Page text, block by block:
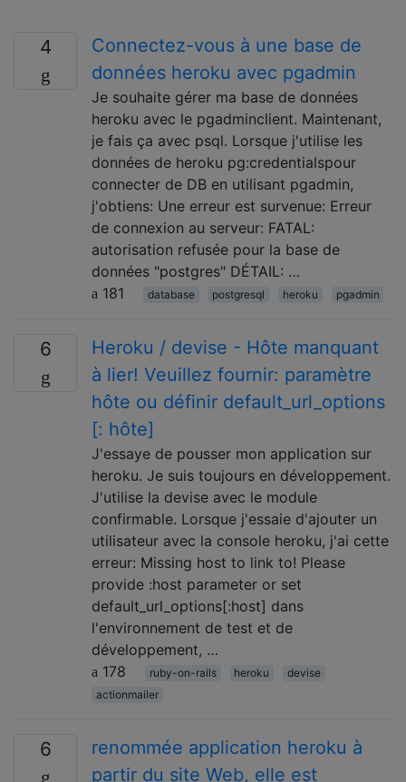
4
Connectez-vous à une base de
données heroku avec pgadmin
Je souhaite gérer ma base de données
heroku avec le pgadminclient. Maintenant,
je fais ça avec psql. Lorsque j'utilise les
données de heroku pg:credentialspour
connecter de DB en utilisant pgadmin,
j'obtiens: Une erreur est survenue: Erreur
de connexion au serveur: FATAL:
autorisation refusée pour la base de
données "postgres" DÉTAIL: …
181
database postgresql heroku pgadmin
6
Heroku / devise - Hôte manquant
à lier! Veuillez fournir: paramètre
hôte ou définir default_url_options
[: hôte]
J'essaye de pousser mon application sur
heroku. Je suis toujours en développement.
J'utilise la devise avec le module
confirmable. Lorsque j'essaie d'ajouter un
utilisateur avec la console heroku, j'ai cette
erreur: Missing host to link to! Please
provide :host parameter or set
default_url_options[:host] dans
l'environnement de test et de
développement, …
178
ruby-on-rails heroku
devise
actionmailer
6
renommée application heroku à
partir du site Web, elle est